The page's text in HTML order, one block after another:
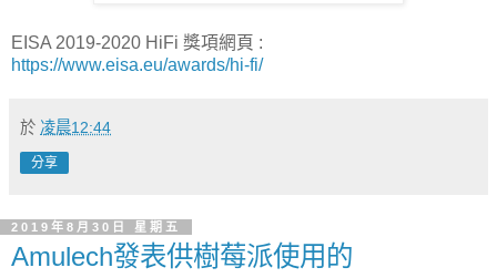
EISA 2019-2020 HiFi 獎項網頁 :
https://www.eisa.eu/awards/hi-fi/
於 凌晨12:44
分享
2019年8月30日 星期五
Amulech發表供樹莓派使用的